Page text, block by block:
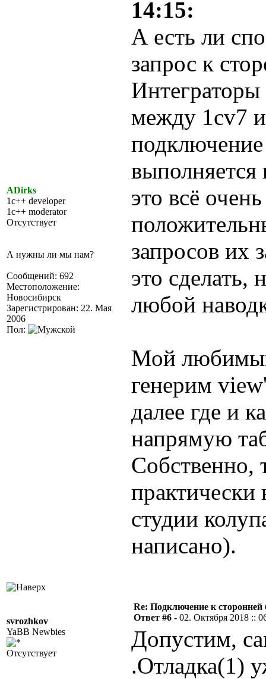
ADirks
1c++ developer
1c++ moderator
Отсутствует
А нужны ли мы нам?
Сообщений: 692
Местоположение:
Новосибирск
Зарегистрирован: 22. Мая
2006
Пол:
14:15:
А есть ли
запрос к
между 1cv7
выполняется
это всё
запросов их
это сделать,
любой
Мой
генерим
далее где и
напрямую
Собственно,
студии
написано).
svrozhkov
YaBB Newbies
Отсутствует
Re: Подключение к сторонней
Ответ #6 - 02. Октября 2018 ::
Допустим,
.Отладка(1)